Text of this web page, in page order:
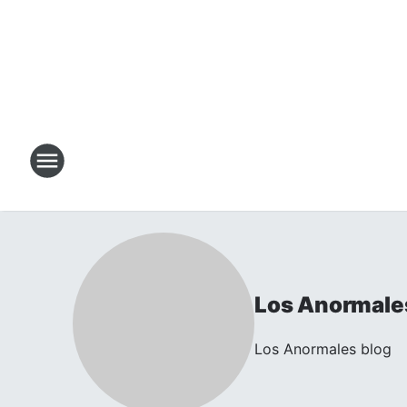
Los
Los Anormales blog